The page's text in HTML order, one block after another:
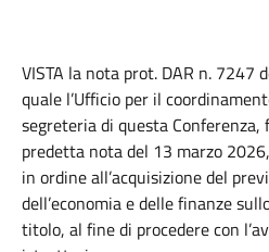
VISTA la nota prot. DAR n. 7247
quale l’Ufficio per il
segreteria di questa Conferenza,
predetta nota del 13 marzo
in ordine all’acquisizione del
dell’economia e delle finanze
titolo, al fine di procedere con